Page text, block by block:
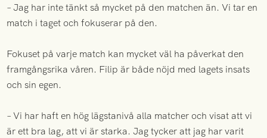
– Jag har inte tänkt så mycket på den matchen än. Vi tar en
match i taget och fokuserar på den.
Fokuset på varje match kan mycket väl ha påverkat den
framgångsrika våren. Filip är både nöjd med lagets insats
och sin egen.
– Vi har haft en hög lägstanivå alla matcher och visat att vi
är ett bra lag, att vi är starka. Jag tycker att jag har varit